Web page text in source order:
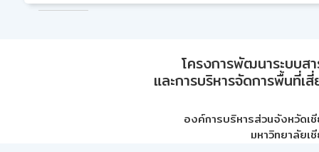
โครงการพัฒนาระบบส
และการบริหารจัดการพื้นที่เ
องค์การบริหารส่วนจังหวัดเ
มหาวิทยาลัยเ